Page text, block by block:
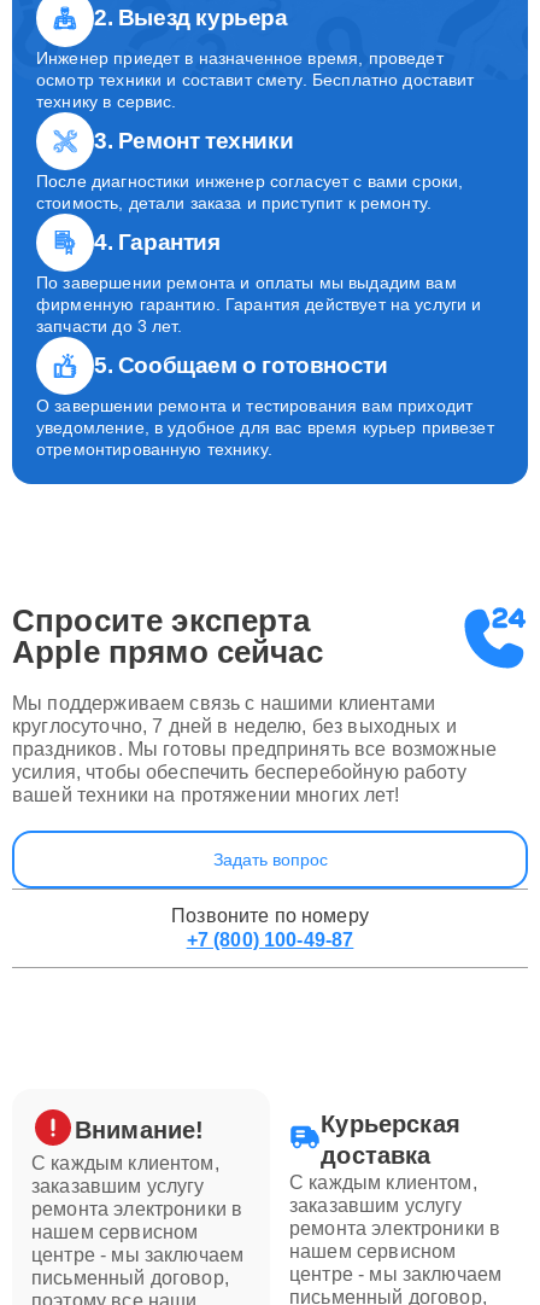
2. Выезд курьера
Инженер приедет в назначенное время, проведет
осмотр техники и составит смету. Бесплатно доставит
технику в сервис.
3. Ремонт техники
После диагностики инженер согласует с вами сроки,
стоимость, детали заказа и приступит к ремонту.
4. Гарантия
По завершении ремонта и оплаты мы выдадим вам
фирменную гарантию. Гарантия действует на услуги и
запчасти до 3 лет.
5. Сообщаем о готовности
О завершении ремонта и тестирования вам приходит
уведомление, в удобное для вас время курьер привезет
отремонтированную технику.
Спросите эксперта
Apple прямо сейчас
Мы поддерживаем связь с нашими клиентами
круглосуточно, 7 дней в неделю, без выходных и
праздников. Мы готовы предпринять все возможные
усилия, чтобы обеспечить бесперебойную работу
вашей техники на протяжении многих лет!
Задать вопрос
Позвоните по номеру
+7 (800) 100-49-87
Внимание!
С каждым клиентом,
заказавшим услугу
ремонта электроники в
нашем сервисном
центре - мы заключаем
письменный договор,
поэтому все наши
Курьерская
доставка
С каждым клиентом,
заказавшим услугу
ремонта электроники в
нашем сервисном
центре - мы заключаем
письменный договор,